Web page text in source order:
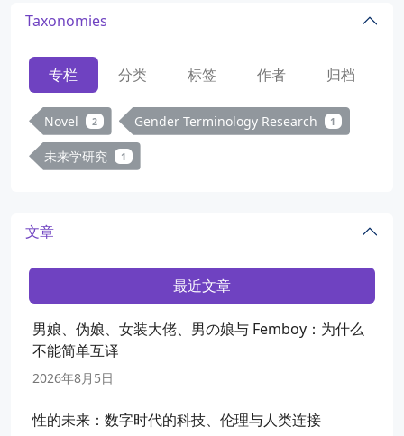
Taxonomies
专栏 分类 标签 作者 归档
Novel 2 Gender Terminology Research 1
未来学研究 1
文章
最近文章
男娘、伪娘、女装大佬、男の娘与 Femboy：为什么
不能简单互译
2026年8月5日
性的未来：数字时代的科技、伦理与人类连接